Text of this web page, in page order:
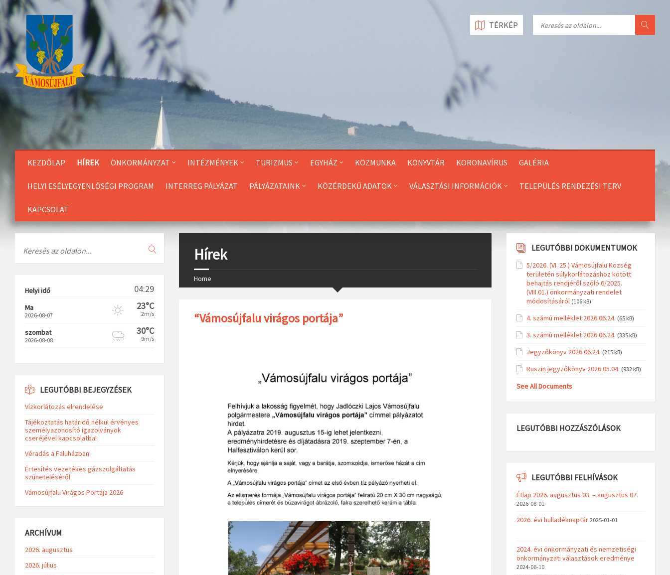
Skip
to
Content
KEZDŐLAP HÍREK ÖNKORMÁNYZAT INTÉZMÉNYEK TURIZMUS EGYHÁZ KÖZMUNKA KÖNYVTÁR KORONAVÍRUS GALÉRIA
HELYI ESÉLYEGYENLŐSÉGI PROGRAM INTERREG PÁLYÁZAT PÁLYÁZATAINK KÖZÉRDEKŰ ADATOK VÁLASZTÁSI INFORMÁCIÓK TELEPÜLÉS RENDEZÉSI TERV
KAPCSOLAT
TÉRKÉP
Hírek
Home
“Vámosújfalu virágos portája”
Helyi idő 04:29
Ma
2026-08-07
23°C
2m/s
szombat
2026-08-08
30°C
9m/s
LEGUTÓBBI BEJEGYZÉSEK
Vízkorlátozás elrendelése
Tájékoztatás határidő nélkül érvényes
személyazonosító igazolványok
cseréjével kapcsolatba!
Véradás a Faluházban
Értesítés vezetékes gázszolgáltatás
szüneteléséről
Vámosújfalu Virágos Portája 2026
ARCHÍVUM
2026. augusztus
2026. július
LEGUTÓBBI DOKUMENTUMOK
5/2026. (VI. 25.) Vámosújfalu Község
területén súlykorlátozáshoz kötött
behajtás rendjéről szóló 6/2025.
(VIII.01.) önkormányzati rendelet
módosításáról (106 kB)
4. számú melléklet 2026.06.24. (65 kB)
3. számú melléklet 2026.06.24. (335 kB)
Jegyzőkönyv 2026.06.24. (215 kB)
Ruszin jegyzőkönyv 2026.05.04. (932 kB)
See All Documents
LEGUTÓBBI HOZZÁSZÓLÁSOK
LEGUTÓBBI FELHÍVÁSOK
Étlap 2026. augusztus 03. – augusztus 07.
2026-08-01
2026. évi hulladéknaptár 2025-01-01
2024. évi önkormányzati és nemzetiségi
önkormányzati választások eredménye
2024-06-10